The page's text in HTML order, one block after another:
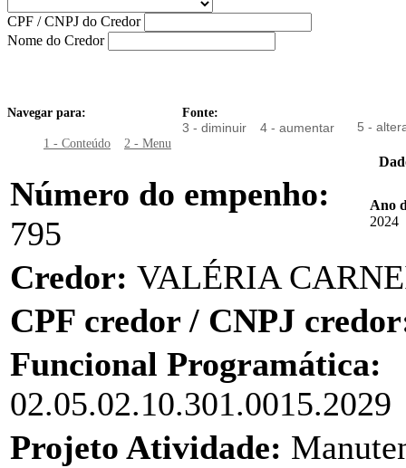
CPF / CNPJ do Credor
Nome do Credor
Navegar para:
1 - Conteúdo 2 - Menu
Fonte:
3 - diminuir 4 - aumentar 5 -
Número do empenho:
795
Ano
2024
Credor: VALÉRIA
CPF credor / CNPJ
Funcional Programática:
02.05.02.10.301.0015.2029
Projeto Atividade: